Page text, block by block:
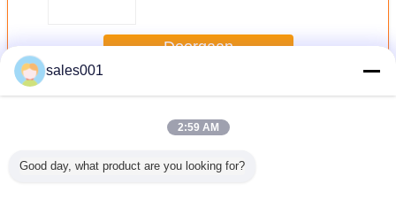
Doorgaan
MeerExplosiebestendig geleid vloedlicht
sales001
2:59 AM
Good day, what product are you looking for?